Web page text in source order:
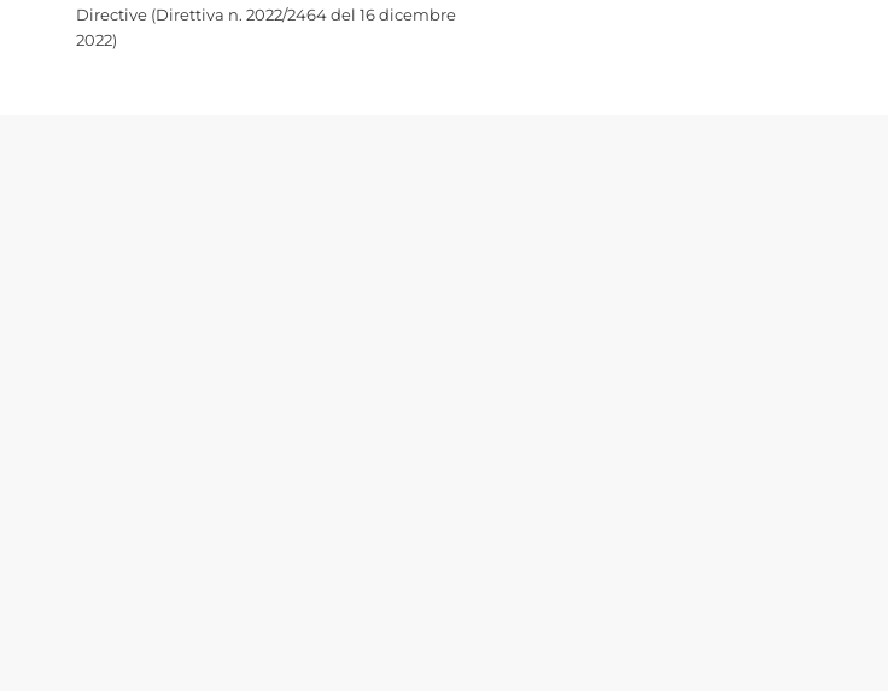
Directive (Direttiva n. 2022/2464 del 16 dicembre
2022)